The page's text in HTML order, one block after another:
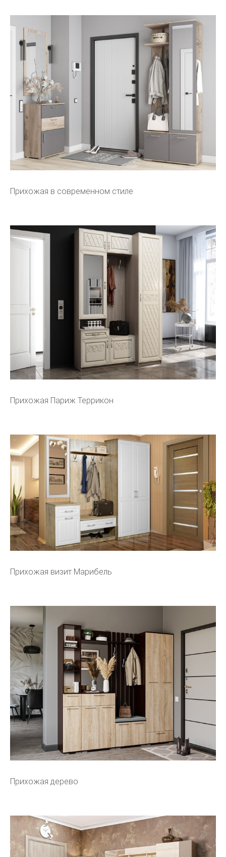
Прихожая в современном стиле
Прихожая Париж Террикон
Прихожая визит Марибель
Прихожая дерево